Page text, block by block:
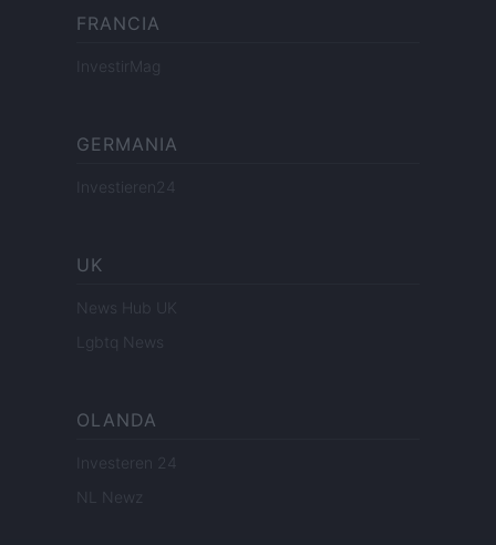
FRANCIA
InvestirMag
GERMANIA
Investieren24
UK
News Hub UK
Lgbtq News
OLANDA
Investeren 24
NL Newz